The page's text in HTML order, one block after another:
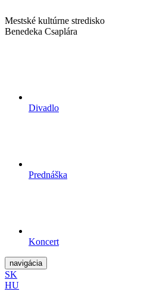
Mestské kultúrne stredisko
Benedeka Csaplára
Divadlo
Prednáška
Koncert
navigácia
SK
HU